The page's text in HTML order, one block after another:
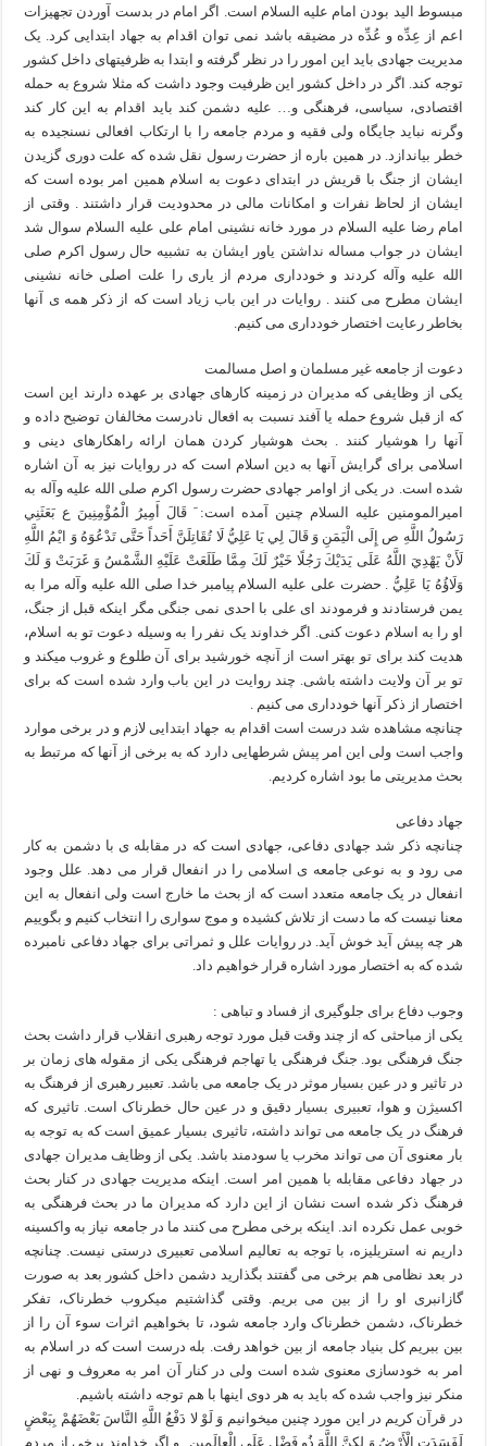
مبسوط الید بودن امام علیه السلام است. اگر امام در بدست آوردن تجهیزات
اعم از عِدِّه و عُدِّه در مضیقه باشد نمی توان اقدام به جهاد ابتدایی کرد. یک
مدیریت جهادی باید این امور را در نظر گرفته و ابتدا به ظرفیتهای داخل کشور
توجه کند. اگر در داخل کشور این ظرفیت وجود داشت که مثلا شروع به حمله
اقتصادی، سیاسی، فرهنگی و… علیه دشمن کند باید اقدام به این کار کند
وگرنه نباید جایگاه ولی فقیه و مردم جامعه را با ارتکاب افعالی نسنجیده به
خطر بیاندازد. در همین باره از حضرت رسول نقل شده که علت دوری گزیدن
ایشان از جنگ با قریش در ابتدای دعوت به اسلام همین امر بوده است که
ایشان از لحاظ نفرات و امکانات مالی در محدودیت قرار داشتند . وقتی از
امام رضا علیه السلام در مورد خانه نشینی امام علی علیه السلام سوال شد
ایشان در جواب مساله نداشتن یاور ایشان به تشبیه حال رسول اکرم صلی
الله علیه وآله کردند و خودداری مردم از یاری را علت اصلی خانه نشینی
ایشان مطرح می کنند . روایات در این باب زیاد است که از ذکر همه ی آنها
بخاطر رعایت اختصار خودداری می کنیم.
دعوت از جامعه غیر مسلمان و اصل مسالمت
یکی از وظایفی که مدیران در زمینه کارهای جهادی بر عهده دارند این است
که از قبل شروع حمله یا آفند نسبت به افعال نادرست مخالفان توضیح داده و
آنها را هوشیار کنند . بحث هوشیار کردن همان ارائه راهکارهای دینی و
اسلامی برای گرایش آنها به دین اسلام است که در روایات نیز به آن اشاره
شده است. در یکی از اوامر جهادی حضرت رسول اکرم صلی الله علیه وآله به
امیرالمومنین علیه السلام چنین آمده است: َ قَالَ أَمِيرُ الْمُؤْمِنِينَ ع بَعَثَنِي
رَسُولُ اللَّهِ ص إِلَى الْيَمَنِ وَ قَالَ لِي يَا عَلِيُّ لَا تُقَاتِلَنَّ أَحَداً حَتَّى تَدْعُوَهُ وَ ايْمُ اللَّهِ
لَأَنْ يَهْدِيَ اللَّهُ عَلَى يَدَيْكَ رَجُلًا خَيْرٌ لَكَ مِمَّا طَلَعَتْ عَلَيْهِ الشَّمْسُ وَ غَرَبَتْ وَ لَكَ
وَلَاؤُهُ يَا عَلِيُّ . حضرت علی علیه السلام پیامبر خدا صلی الله علیه وآله مرا به
یمن فرستادند و فرمودند ای علی با احدی نمی جنگی مگر اینکه قبل از جنگ،
او را به اسلام دعوت کنی. اگر خداوند یک نفر را به وسیله دعوت تو به اسلام،
هدیت کند برای تو بهتر است از آنچه خورشید برای آن طلوع و غروب میکند و
تو بر آن ولایت داشته باشی. چند روایت در این باب وارد شده است که برای
اختصار از ذکر آنها خودداری می کنیم .
چنانچه مشاهده شد درست است اقدام به جهاد ابتدایی لازم و در برخی موارد
واجب است ولی این امر پیش شرطهایی دارد که به برخی از آنها که مرتبط به
بحث مدیریتی ما بود اشاره کردیم.
جهاد دفاعی
چنانچه ذکر شد جهادی دفاعی، جهادی است که در مقابله ی با دشمن به کار
می رود و به نوعی جامعه ی اسلامی را در انفعال قرار می دهد. علل وجود
انفعال در یک جامعه متعدد است که از بحث ما خارج است ولی انفعال به این
معنا نیست که ما دست از تلاش کشیده و موج سواری را انتخاب کنیم و بگوییم
هر چه پیش آید خوش آید. در روایات علل و ثمراتی برای جهاد دفاعی نامبرده
شده که به اختصار مورد اشاره قرار خواهیم داد.
وجوب دفاع برای جلوگیری از فساد و تباهی :
یکی از مباحثی که از چند وقت قبل مورد توجه رهبری انقلاب قرار داشت بحث
جنگ فرهنگی بود. جنگ فرهنگی یا تهاجم فرهنگی یکی از مقوله های زمان بر
در تاثیر و در عین بسیار موثر در یک جامعه می باشد. تعبیر رهبری از فرهنگ به
اکسیژن و هوا، تعبیری بسیار دقیق و در عین حال خطرناک است. تاثیری که
فرهنگ در یک جامعه می تواند داشته، تاثیری بسیار عمیق است که به توجه به
بار معنوی آن می تواند مخرب یا سودمند باشد. یکی از وظایف مدیران جهادی
در جهاد دفاعی مقابله با همین امر است. اینکه مدیریت جهادی در کنار بحث
فرهنگ ذکر شده است نشان از این دارد که مدیران ما در بحث فرهنگی به
خوبی عمل نکرده اند. اینکه برخی مطرح می کنند ما در جامعه نیاز به واکسینه
داریم نه استریلیزه، با توجه به تعالیم اسلامی تعبیری درستی نیست. چنانچه
در بعد نظامی هم برخی می گفتند بگذارید دشمن داخل کشور بعد به صورت
گازانبری او را از بین می بریم. وقتی گذاشتیم میکروب خطرناک، تفکر
خطرناک، دشمن خطرناک وارد جامعه شود، تا بخواهیم اثرات سوء آن را از
بین ببریم کل بنیاد جامعه از بین خواهد رفت. بله درست است که در اسلام به
امر به خودسازی معنوی شده است ولی در کنار آن امر به معروف و نهی از
منکر نیز واجب شده که باید به هر دوی اینها با هم توجه داشته باشیم.
در قرآن کریم در این مورد چنین میخوانیم وَ لَوْ لا دَفْعُ اللَّهِ النَّاسَ بَعْضَهُمْ بِبَعْضٍ
لَفَسَدَتِ الْأَرْضُ وَ لكِنَّ اللَّهَ ذُو فَضْلٍ عَلَى الْعالَمين‏ . و اگر خداوند برخی از مردم